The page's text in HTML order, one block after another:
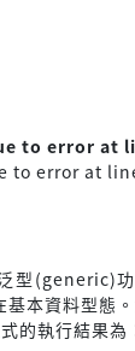
to error at
to error at
型(generic)
本資料型態
的執行結果為